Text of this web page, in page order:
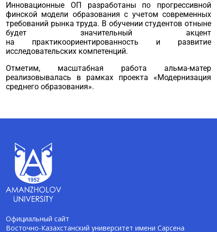
Инновационные ОП разработаны по прогрессивной
финской модели образования с учетом современных
требований рынка труда. В обучении студентов отныне
будет значительный акцент
на практикоориентированность и развитие
исследовательских компетенций.
Отметим, масштабная работа альма-матер
реализовывалась в рамках проекта «Модернизация
среднего образования».
Официальный сайт
Восточно-Казахстанский университет имени Сарсена